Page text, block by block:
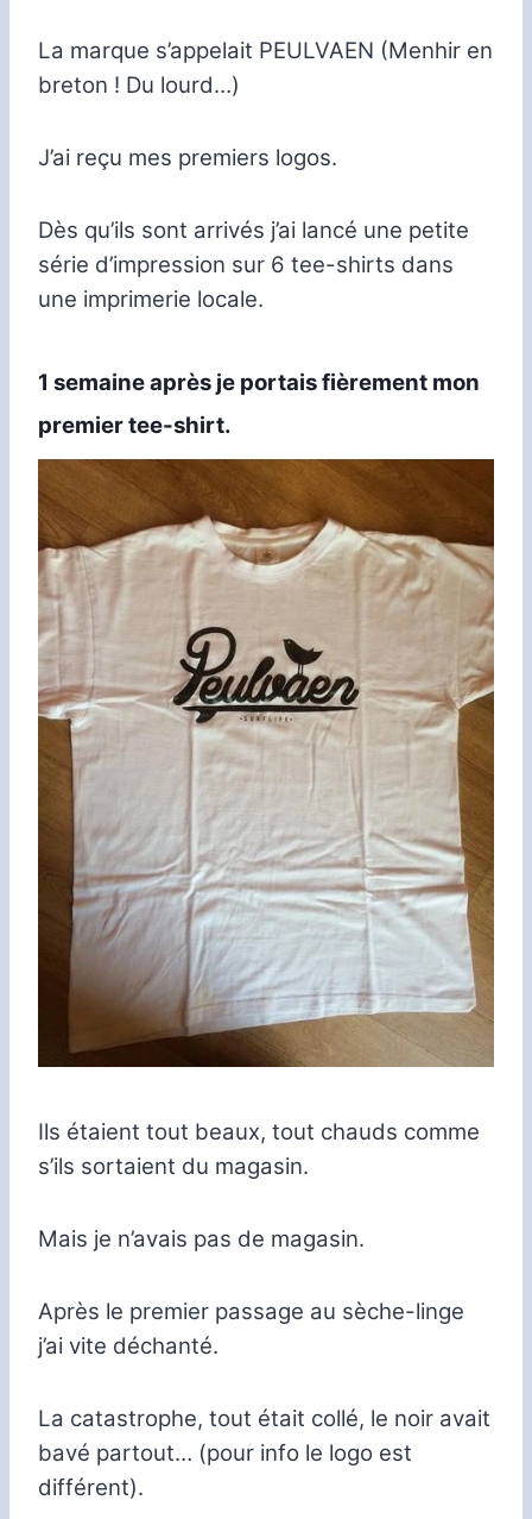
La marque s’appelait PEULVAEN (Menhir en
breton ! Du lourd…)
J’ai reçu mes premiers logos.
Dès qu’ils sont arrivés j’ai lancé une petite
série d’impression sur 6 tee-shirts dans
une imprimerie locale.
1 semaine après je portais fièrement mon
premier tee-shirt.
Ils étaient tout beaux, tout chauds comme
s’ils sortaient du magasin.
Mais je n’avais pas de magasin.
Après le premier passage au sèche-linge
j’ai vite déchanté.
La catastrophe, tout était collé, le noir avait
bavé partout… (pour info le logo est
différent).